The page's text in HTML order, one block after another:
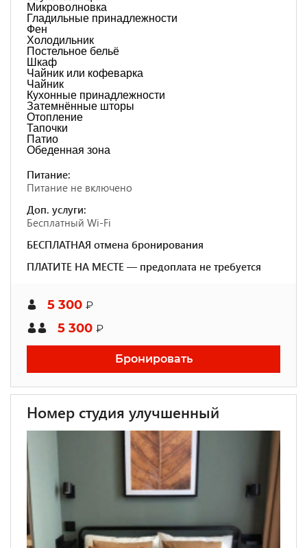
Микроволновка
Гладильные принадлежности
Фен
Холодильник
Постельное бельё
Шкаф
Чайник или кофеварка
Чайник
Кухонные принадлежности
Затемнённые шторы
Отопление
Тапочки
Патио
Обеденная зона
Питание:
Питание не включено
Доп. услуги:
Бесплатный Wi-Fi
БЕСПЛАТНАЯ отмена бронирования
ПЛАТИТЕ НА МЕСТЕ — предоплата не требуется
5 300 ₽
5 300 ₽
Бронировать
Номер студия улучшенный